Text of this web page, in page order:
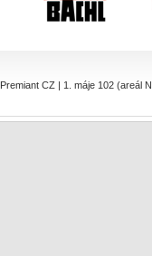
Premiant CZ | 1. máje 102 (areál